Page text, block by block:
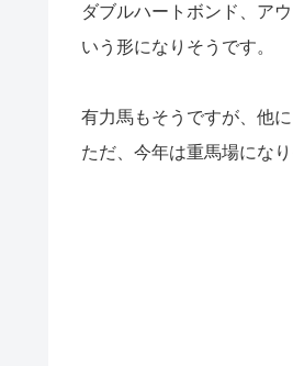
ダブルハートボンド、ア
いう形になりそうです。
有力馬もそうですが、他
ただ、今年は重馬場にな